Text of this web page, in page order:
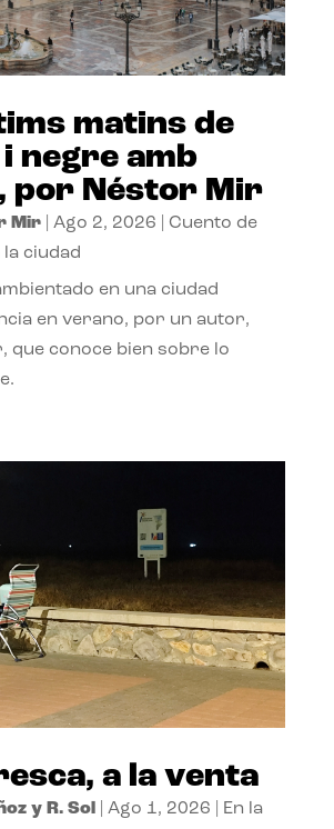
matins de
negre amb
por Néstor Mir
Mir| Ago 2, 2026
Cuento de
la ciudad
en una ciudad
en verano, por un autor,
que conoce bien sobre lo
a la venta
y R. Sol| Ago 1, 2026
En la